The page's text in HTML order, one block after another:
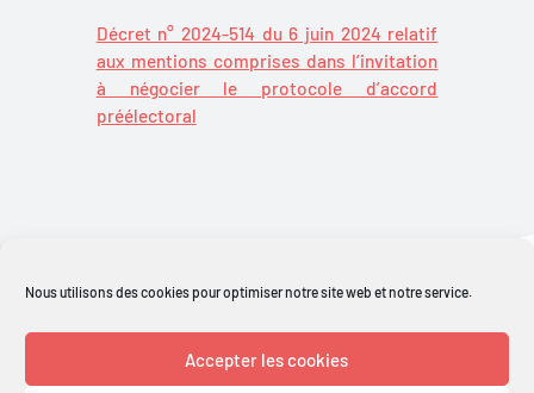
Nous utilisons des cookies pour optimiser notre site web et notre service.
Accepter les cookies
Décret n° 2024-514 du 6 juin 2024 relatif
aux mentions comprises dans l’invitation
à négocier le protocole d’accord
préélectoral